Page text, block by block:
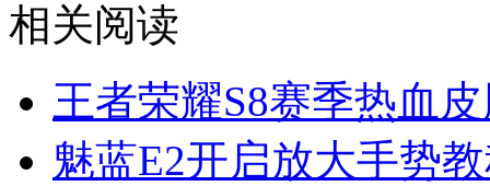
相关阅读
王者荣耀S8赛季热血
魅蓝E2开启放大手势